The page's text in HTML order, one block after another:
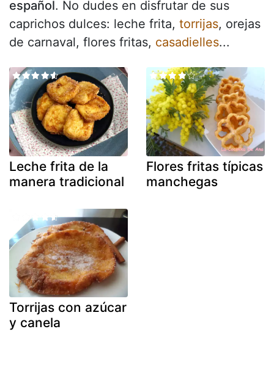
español. No dudes en disfrutar de sus
caprichos dulces: leche frita, torrijas, orejas
de carnaval, flores fritas, casadielles...
Leche frita de la
manera tradicional
Flores fritas típicas
manchegas
Torrijas con azúcar
y canela